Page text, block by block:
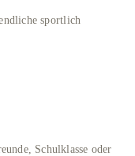
sportlich
Schulklasse oder